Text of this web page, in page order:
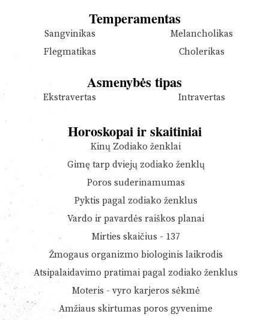
Temperamentas
Sangvinikas
Melancholikas
Flegmatikas
Cholerikas
Asmenybės tipas
Ekstravertas Intravertas
Horoskopai ir skaitiniai
Kinų Zodiako ženklai
Gimę tarp dviejų zodiako ženklų
Poros suderinamumas
Pyktis pagal zodiako ženklus
Vardo ir pavardės raiškos planai
Mirties skaičius - 137
Žmogaus organizmo biologinis laikrodis
Atsipalaidavimo pratimai pagal zodiako ženklus
Moteris - vyro karjeros sėkmė
Amžiaus skirtumas poros gyvenime